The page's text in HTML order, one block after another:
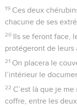
19 Ces deux
chacune de ses
20 Ils se feront face,
protégeront de leurs
21 On placera le
l’intérieur le
22 C’est là que je
coffre, entre les